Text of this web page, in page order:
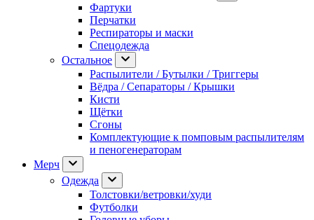
Фартуки
Перчатки
Респираторы и маски
Спецодежда
Остальное
Распылители / Бутылки / Триггеры
Вёдра / Сепараторы / Крышки
Кисти
Щётки
Сгоны
Комплектующие к помповым распылителям
и пеногенераторам
Мерч
Одежда
Толстовки/ветровки/худи
Футболки